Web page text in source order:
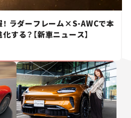
！ ラダーフレーム×S-AWCで本
する？【新車ニュース】